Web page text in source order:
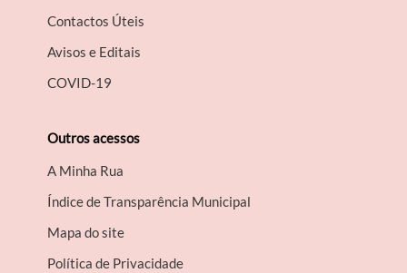
Contactos Úteis
Avisos e Editais
COVID-19
Outros acessos
A Minha Rua
Índice de Transparência Municipal
Mapa do site
Política de Privacidade